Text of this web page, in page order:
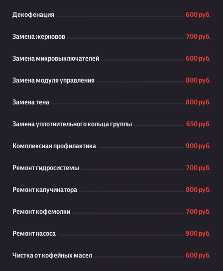
Декофенация 600 руб.
Замена жерновов 700 руб.
Замена микровыключателей 600 руб.
Замена модуля управления 800 руб.
Замена тена 800 руб.
Замена уплотнительного кольца группы 650 руб.
Комплексная профилактика 900 руб.
Ремонт гидросистемы 700 руб.
Ремонт капучинатора 800 руб.
Ремонт кофемолки 700 руб.
Ремонт насоса 900 руб.
Чистка от кофейных масел 600 руб.